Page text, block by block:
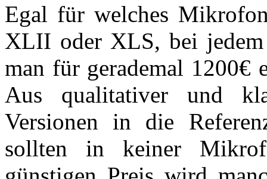
Egal für welches
XLII oder XLS, bei
man für gerademal 1200€
Aus qualitativer und
Versionen in die
sollten in keiner